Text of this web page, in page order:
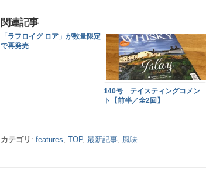
関連記事
「ラフロイグ ロア」が数量限定
で再発売
140号 テイスティングコメン
ト【前半／全2回】
カテゴリ : features, TOP, 最新記事, 風味